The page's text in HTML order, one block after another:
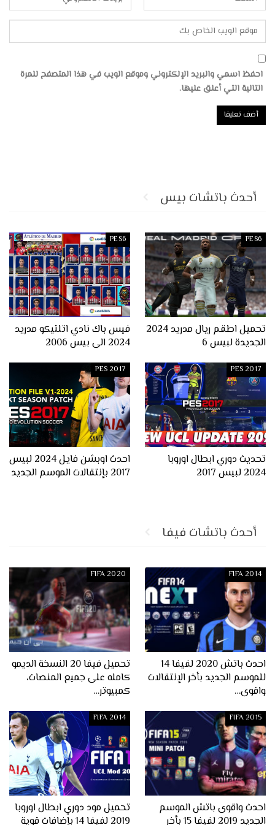
احفظ اسمي والبريد الإلكتروني وموقع الويب في هذا المتصفح للمرة
التالية التي أعلق عليها.
أحدث باتشات بيس
PES6
تحميل اطقم ريال مدريد 2024
الجديدة لبيس 6
PES6
فيس باك نادي اتلتيكو مدريد
2024 الى بيس 2006
PES 2017
تحديث دوري ابطال اوروبا
2024 لبيس 2017
PES 2017
احدث اوبشن فايل 2024 لبيس
2017 بإنتقالات الموسم الجديد
أحدث باتشات فيفا
FIFA 2014
احدث باتش 2020 لفيفا 14
للموسم الجديد بأخر الإنتقالات
واقوى…
FIFA 2020
تحميل فيفا 20 النسخة الديمو
كامله على جميع المنصات،
كمبيوتر…
FIFA 2015
احدث واقوى باتش الموسم
الجديد 2019 لفيفا 15 بأخر
FIFA 2014
تحميل مود دوري ابطال اوروبا
2019 لفيفا 14 بإضافات قوية